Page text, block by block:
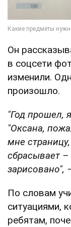
Он
в соцсети
изменили.
произошло.
"Год прошел,
"Оксана,
мне
сбрасывает
зарисовано",
По словам
ситуациями,
ребятам,